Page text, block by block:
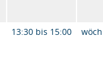
13:30 bis 15:00